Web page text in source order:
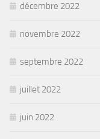
décembre 2022
novembre 2022
septembre 2022
juillet 2022
juin 2022